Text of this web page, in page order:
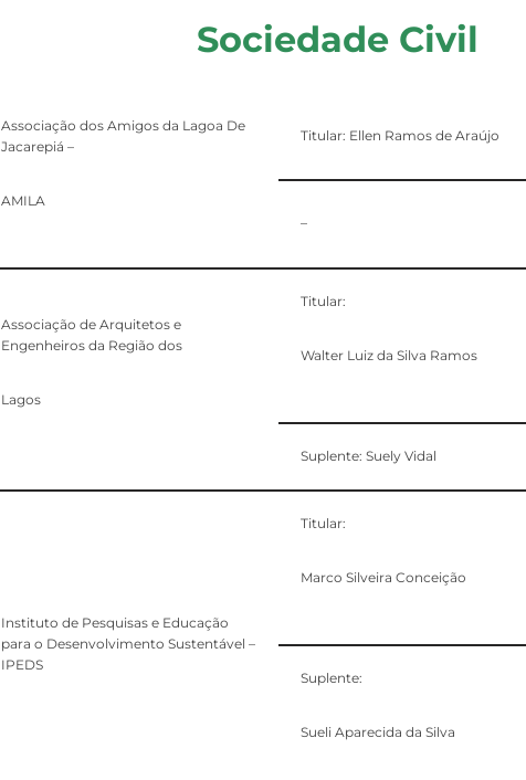
Sociedade Civil
Associação dos Amigos da Lagoa De
Jacarepiá –
AMILA
Titular: Ellen Ramos de Araújo
–
Associação de Arquitetos e
Engenheiros da Região dos
Lagos
Titular:
Walter Luiz da Silva Ramos
Suplente: Suely Vidal
Instituto de Pesquisas e Educação
para o Desenvolvimento Sustentável –
IPEDS
Titular:
Marco Silveira Conceição
Suplente:
Sueli Aparecida da Silva